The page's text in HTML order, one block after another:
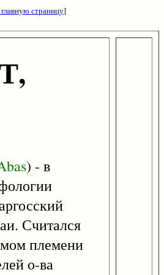
страницу]
) - в
Считался
племени
о-ва